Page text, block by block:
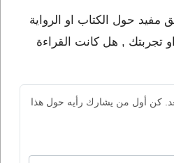
مفيد حول الكتاب او الرواية
تجربتك , هل كانت القراءة
كن أول من يشارك رأيه حول هذا